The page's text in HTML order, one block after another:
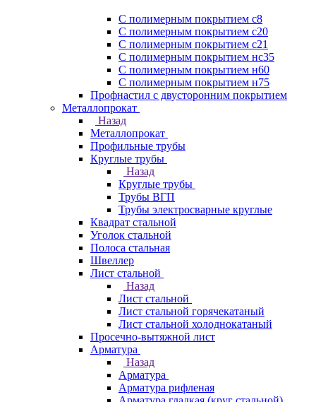
С полимерным покрытием с8
С полимерным покрытием с20
С полимерным покрытием с21
С полимерным покрытием нс35
С полимерным покрытием н60
С полимерным покрытием н75
Профнастил с двусторонним покрытием
Металлопрокат
Назад
Металлопрокат
Профильные трубы
Круглые трубы
Назад
Круглые трубы
Трубы ВГП
Трубы электросварные круглые
Квадрат стальной
Уголок стальной
Полоса стальная
Швеллер
Лист стальной
Назад
Лист стальной
Лист стальной горячекатаный
Лист стальной холоднокатаный
Просечно-вытяжной лист
Арматура
Назад
Арматура
Арматура рифленая